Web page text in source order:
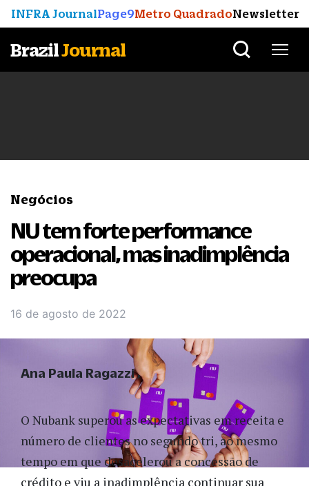
INFRA JournalPage9Metro QuadradoNewsletter
BrazilJournal
Negócios
NU tem forte performance
operacional, mas inadimplência
preocupa
16 de agosto de 2022
O Nubank superou as expectativas em receita e
número de clientes no segundo tri, ao mesmo
tempo em que desacelerou a concessão de
crédito e viu a inadimplência continuar sua
Ana Paula Ragazzi